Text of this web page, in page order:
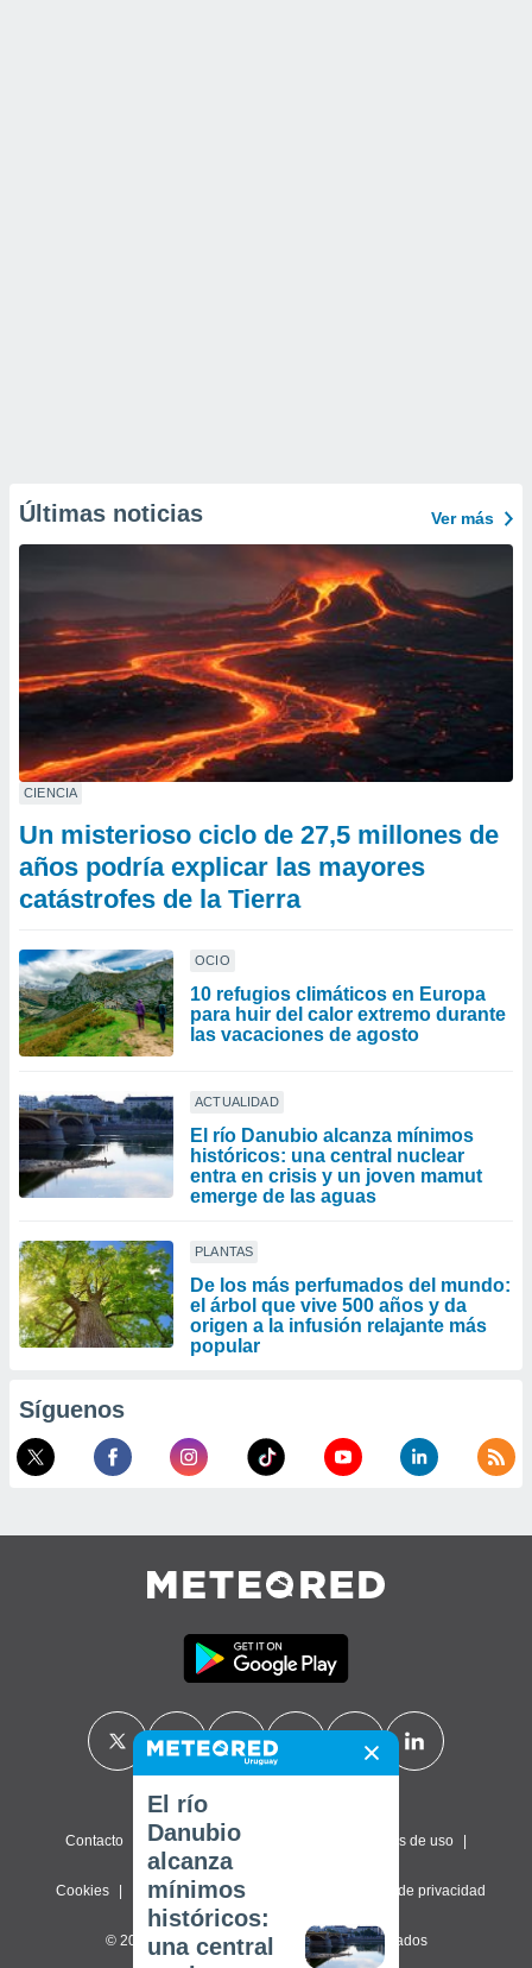
Últimas noticias Ver más
CIENCIA
Un misterioso ciclo de 27,5 millones de
años podría explicar las mayores
catástrofes de la Tierra
OCIO
10 refugios climáticos en Europa
para huir del calor extremo durante
las vacaciones de agosto
ACTUALIDAD
El río Danubio alcanza mínimos
históricos: una central nuclear
entra en crisis y un joven mamut
emerge de las aguas
PLANTAS
De los más perfumados del mundo:
el árbol que vive 500 años y da
origen a la infusión relajante más
popular
Síguenos
Contacto Sobre nosotros Términos de uso
Cookies Política de privacidad Configuración de privacidad
© 2026 Meteored. Todos los derechos reservados
El río
Danubio
alcanza
mínimos
históricos:
una central